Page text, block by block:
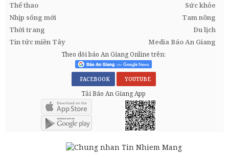
Thể thao
Sức khỏe
Nhịp sống mới
Tam nông
Thời trang
Du lịch
Tin tức miền Tây
Media Báo An Giang
Theo dõi báo An Giang Online trên:
FACEBOOK YOUTUBE
Tải Báo An Giang App